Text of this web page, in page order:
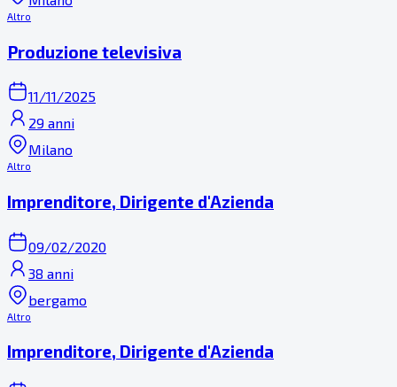
Altro
Produzione televisiva
11/11/2025
29 anni
Milano
Altro
Imprenditore, Dirigente d'Azienda
09/02/2020
38 anni
bergamo
Altro
Imprenditore, Dirigente d'Azienda